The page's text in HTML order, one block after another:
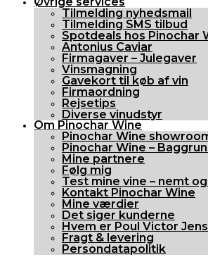
Tilmelding nyhedsmail
Tilmelding SMS tilbud
Spotdeals hos Pinochar
Antonius Caviar
Firmagaver – Julegaver
Vinsmagning
Gavekort til køb af vin
Firmaordning
Rejsetips
Diverse vinudstyr
Om Pinochar Wine
Pinochar Wine
Pinochar Wine –
Mine partnere
Følg mig
Test mine vine – nemt
Kontakt Pinochar Wine
Mine værdier
Det siger kunderne
Hvem er Poul Victor
Fragt & levering
Persondatapolitik